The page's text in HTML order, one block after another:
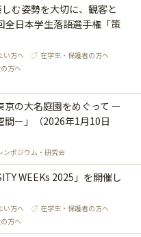
む姿勢を大切に、観客と
全日本学生落語選手権「策
い方へ
在学生・保護者の方へ
方へ
京の大名庭園をめぐって ー
間ー」（2026年1月10日
ンポジウム・研究会
WEEKs 2025」を開催し
い方へ
在学生・保護者の方へ
方へ